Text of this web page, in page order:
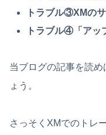
トラブル③XMの
トラブル④「アッ
当ブログの記事を読
ょう。
さっそくXMでのトレ